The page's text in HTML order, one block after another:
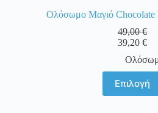
Ολόσωμο Μαγιό Chocolate
49,00€
39,20€
Επιλογή
το
προϊόν